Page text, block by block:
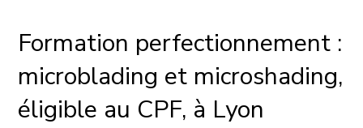
Formation perfectionnement :
microblading et microshading,
éligible au CPF, à Lyon